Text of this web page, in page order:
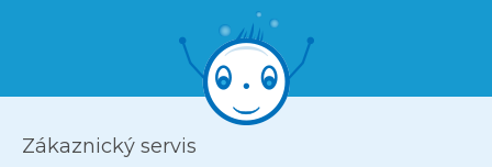
Zákaznický servis